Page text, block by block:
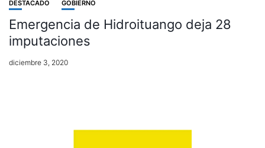
DESTACADO GOBIERNO
Emergencia de Hidroituango deja 28
imputaciones
diciembre 3, 2020